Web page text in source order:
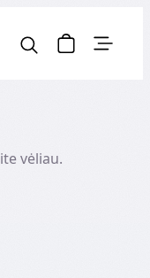
vėliau.